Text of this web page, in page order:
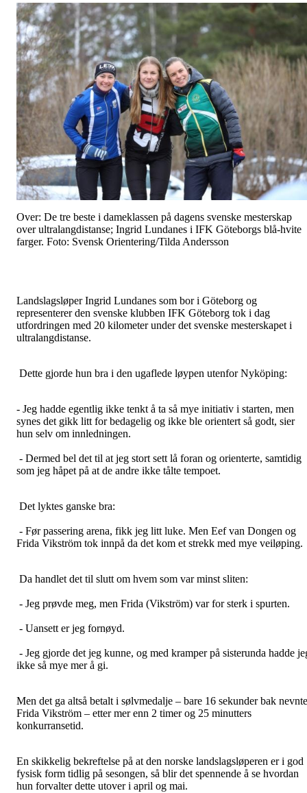
Over: De tre beste i dameklassen på dagens svenske mesterskap
over ultralangdistanse; Ingrid Lundanes i IFK Göteborgs blå-hvite
farger. Foto: Svensk Orientering/Tilda Andersson
Landslagsløper Ingrid Lundanes som bor i Göteborg og
representerer den svenske klubben IFK Göteborg tok i dag
utfordringen med 20 kilometer under det svenske mesterskapet i
ultralangdistanse.
Dette gjorde hun bra i den ugaflede løypen utenfor Nyköping:
- Jeg hadde egentlig ikke tenkt å ta så mye initiativ i starten, men
synes det gikk litt for bedagelig og ikke ble orientert så godt, sier
hun selv om innledningen.
- Dermed bel det til at jeg stort sett lå foran og orienterte, samtidig
som jeg håpet på at de andre ikke tålte tempoet.
Det lyktes ganske bra:
- Før passering arena, fikk jeg litt luke. Men Eef van Dongen og
Frida Vikström tok innpå da det kom et strekk med mye veiløping.
Da handlet det til slutt om hvem som var minst sliten:
- Jeg prøvde meg, men Frida (Vikström) var for sterk i spurten.
- Uansett er jeg fornøyd.
- Jeg gjorde det jeg kunne, og med kramper på sisterunda hadde
ikke så mye mer å gi.
Men det ga altså betalt i sølvmedalje – bare 16 sekunder bak nevnte
Frida Vikström – etter mer enn 2 timer og 25 minutters
konkurransetid.
En skikkelig bekreftelse på at den norske landslagsløperen er i god
fysisk form tidlig på sesongen, så blir det spennende å se hvordan
hun forvalter dette utover i april og mai.